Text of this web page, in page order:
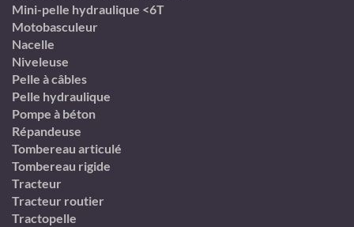
Mini-pelle hydraulique <6T
Motobasculeur
Nacelle
Niveleuse
Pelle à câbles
Pelle hydraulique
Pompe à béton
Répandeuse
Tombereau articulé
Tombereau rigide
Tracteur
Tracteur routier
Tractopelle